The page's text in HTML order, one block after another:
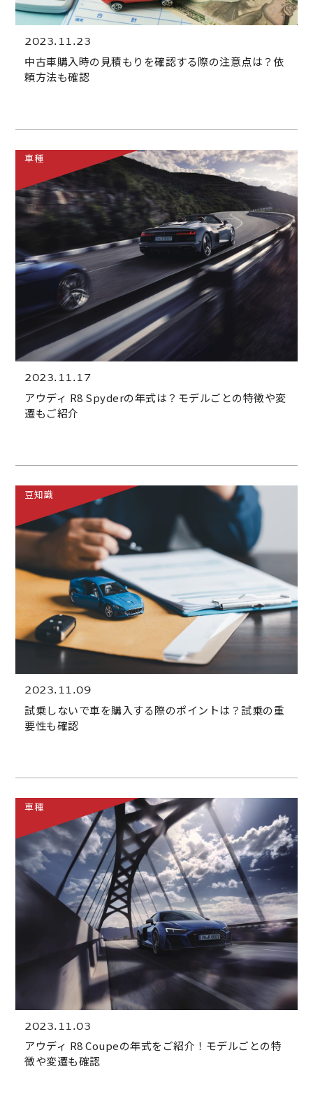
2023.11.23
中古車購入時の見積もりを確認する際の注意点は？依
頼方法も確認
車種
2023.11.17
アウディ R8 Spyderの年式は？モデルごとの特徴や変
遷もご紹介
豆知識
2023.11.09
試乗しないで車を購入する際のポイントは？試乗の重
要性も確認
車種
2023.11.03
アウディ R8 Coupeの年式をご紹介！モデルごとの特
徴や変遷も確認